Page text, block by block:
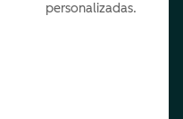
personalizadas.